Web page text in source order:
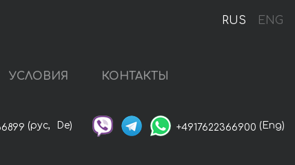
RUS ENG
УСЛОВИЯ КОНТАКТЫ
(рус, De) +4917622366900 (Eng)